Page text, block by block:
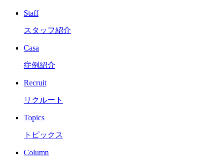
Staff
スタッフ紹介
Casa
症例紹介
Recruit
リクルート
Topics
トピックス
Column